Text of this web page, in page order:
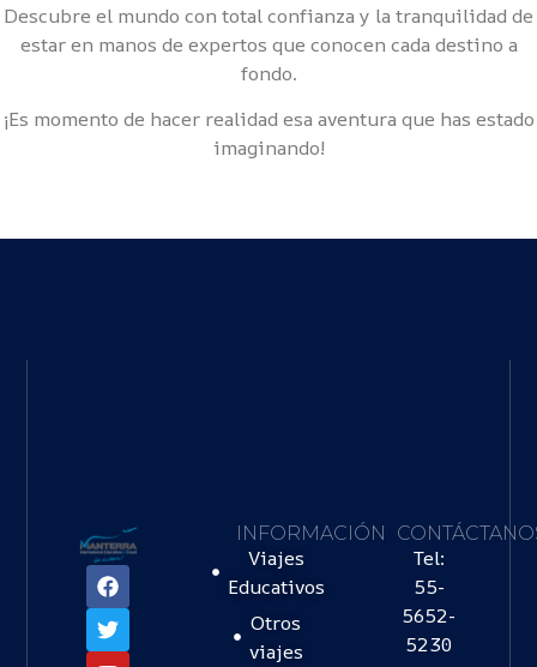
Descubre el mundo con total confianza y la tranquilidad de
estar en manos de expertos que conocen cada destino a
fondo.
¡Es momento de hacer realidad esa aventura que has estado
imaginando!
INFORMACIÓN
Viajes
Educativos
Otros
viajes
Tel:
55-
5652-
5230